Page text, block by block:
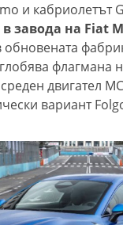
и кабриолетът
завода на Fiat
обновената
флагмана
двигател
вариант